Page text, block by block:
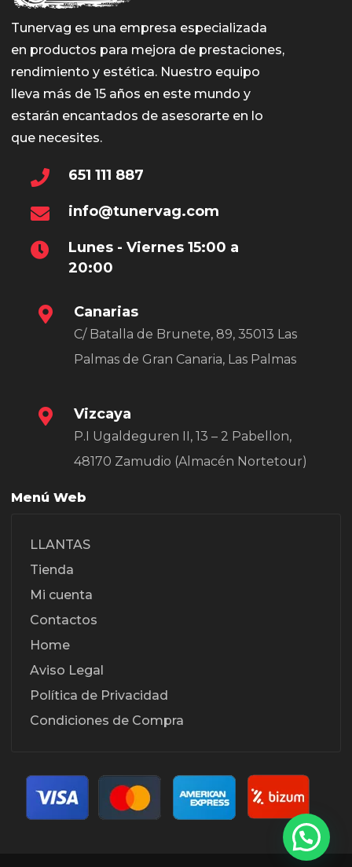
Tunervag es una empresa especializada
en productos para mejora de prestaciones,
rendimiento y estética. Nuestro equipo
lleva más de 15 años en este mundo y
estarán encantados de asesorarte en lo
que necesites.
651 111 887
info@tunervag.com
Lunes - Viernes 15:00 a
20:00
Canarias
C/ Batalla de Brunete, 89, 35013 Las
Palmas de Gran Canaria, Las Palmas
Vizcaya
P.I Ugaldeguren II, 13 – 2 Pabellon,
48170 Zamudio (Almacén Nortetour)
Menú Web
LLANTAS
Tienda
Mi cuenta
Contactos
Home
Aviso Legal
Política de Privacidad
Condiciones de Compra